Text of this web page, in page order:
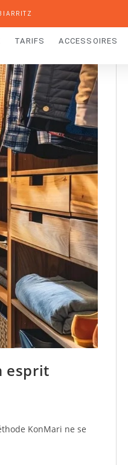
TARIFS ACCESSOIRES
esprit
KonMari ne se